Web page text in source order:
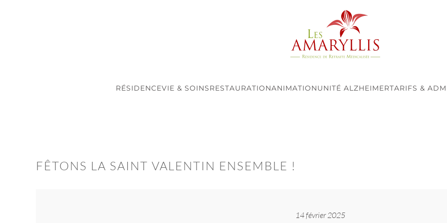
RÉSIDENCEVIE & SOINSRESTAURATIONANIMATIONUNITÉ ALZHEIMERTARIFS &
FÊTONS LA SAINT VALENTIN ENSEMBLE !
14 février 2025